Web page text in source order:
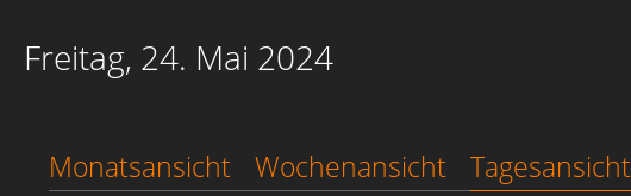
Freitag, 24. Mai 2024
Monatsansicht Wochenansicht Tagesansicht